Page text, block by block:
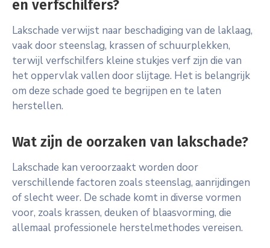
en verfschilfers?
Lakschade verwijst naar beschadiging van de laklaag,
vaak door steenslag, krassen of schuurplekken,
terwijl verfschilfers kleine stukjes verf zijn die van
het oppervlak vallen door slijtage. Het is belangrijk
om deze schade goed te begrijpen en te laten
herstellen.
Wat zijn de oorzaken van lakschade?
Lakschade kan veroorzaakt worden door
verschillende factoren zoals steenslag, aanrijdingen
of slecht weer. De schade komt in diverse vormen
voor, zoals krassen, deuken of blaasvorming, die
allemaal professionele herstelmethodes vereisen.